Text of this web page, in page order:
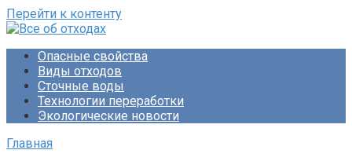
Перейти к контенту
Опасные свойства
Виды отходов
Сточные воды
Технологии переработки
Экологические новости
Главная